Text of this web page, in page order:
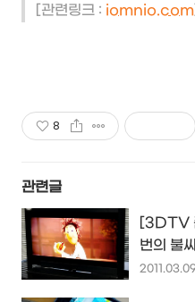
[관련링크 : iomnio.com
8
관련글
[3DTV
번의 불